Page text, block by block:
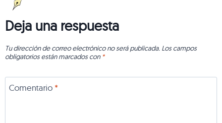
Deja una respuesta
Tu dirección de correo electrónico no será publicada. Los campos
obligatorios están marcados con *
Comentario *